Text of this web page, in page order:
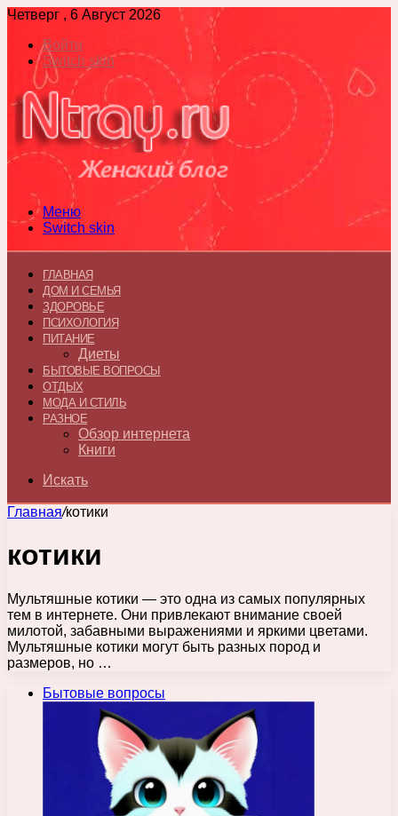
Четверг , 6 Август 2026
Войти
Switch skin
Меню
Switch skin
ГЛАВНАЯ
ДОМ И СЕМЬЯ
ЗДОРОВЬЕ
ПСИХОЛОГИЯ
ПИТАНИЕ
Диеты
БЫТОВЫЕ ВОПРОСЫ
ОТДЫХ
МОДА И СТИЛЬ
РАЗНОЕ
Обзор интернета
Книги
Искать
Главная/котики
котики
Мультяшные котики — это одна из самых популярных
тем в интернете. Они привлекают внимание своей
милотой, забавными выражениями и яркими цветами.
Мультяшные котики могут быть разных пород и
размеров, но …
Бытовые вопросы